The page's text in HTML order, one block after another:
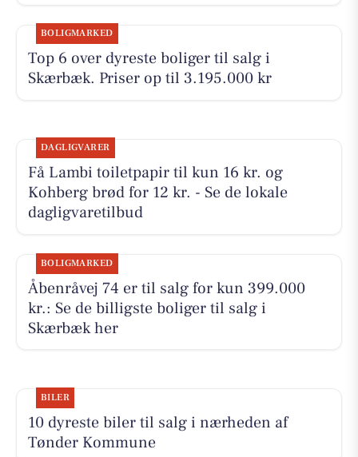
BOLIGMARKED
Top 6 over dyreste boliger til salg i
Skærbæk. Priser op til 3.195.000 kr
DAGLIGVARER
Få Lambi toiletpapir til kun 16 kr. og
Kohberg brød for 12 kr. - Se de lokale
dagligvaretilbud
BOLIGMARKED
Åbenråvej 74 er til salg for kun 399.000
kr.: Se de billigste boliger til salg i
Skærbæk her
BILER
10 dyreste biler til salg i nærheden af
Tønder Kommune